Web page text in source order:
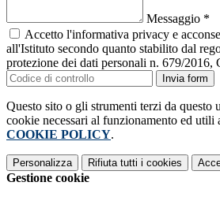
Messaggio *
Accetto l'informativa privacy e
all'Istituto secondo quanto stabilito dal
protezione dei dati personali n. 679/2016,
Invia form
Questo sito o gli strumenti terzi da questo
cookie necessari al funzionamento ed
COOKIE POLICY.
Personalizza Rifiuta tutti i cookies
Gestione cookie